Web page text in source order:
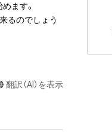
ます。
るのでしょう
翻訳（AI）を表示